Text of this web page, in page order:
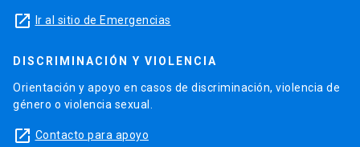
launch Ir al sitio de Emergencias
DISCRIMINACIÓN Y VIOLENCIA
Orientación y apoyo en casos de discriminación, violencia de
género o violencia sexual.
launch Contacto para apoyo